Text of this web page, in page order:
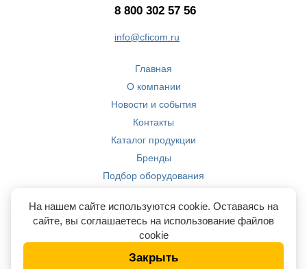
8 800 302 57 56
info@cficom.ru
Главная
О компании
Новости и события
Контакты
Каталог продукции
Бренды
Подбор оборудования
Компетенции
На нашем сайте используются cookie. Оставаясь на
сайте, вы соглашаетесь на использование файлов
cookie
Закрыть